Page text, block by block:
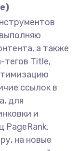
а также
тегов Title,
ссылок в
для
и
PageRank.
на новые